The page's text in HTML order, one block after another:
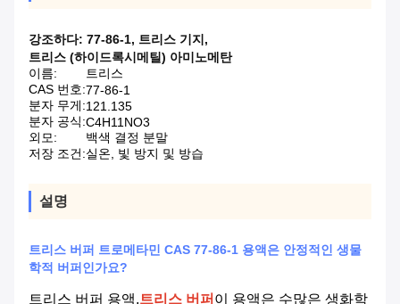
강조하다: 77-86-1, 트리스 기지 ,
트리스 (하이드록시메틸) 아미노메탄
이름:
트리스
CAS 번호:77-86-1
분자 무게:121.135
분자 공식:C4H11NO3
외모:
백색 결정 분말
저장 조건:실온, 빛 방지 및 방습
설명
트리스 버퍼 트로메타민 CAS 77-86-1 용액은 안정적인 생물
학적 버퍼인가요?
트리스 버퍼 용액,트리스 버퍼 이 용액은 수많은 생화학